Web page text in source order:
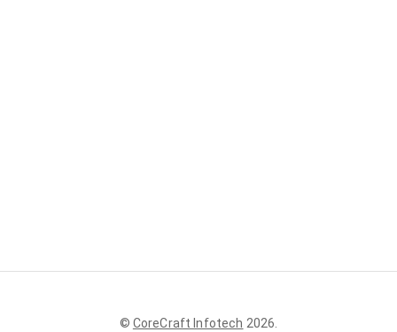
© CoreCraft Infotech 2026